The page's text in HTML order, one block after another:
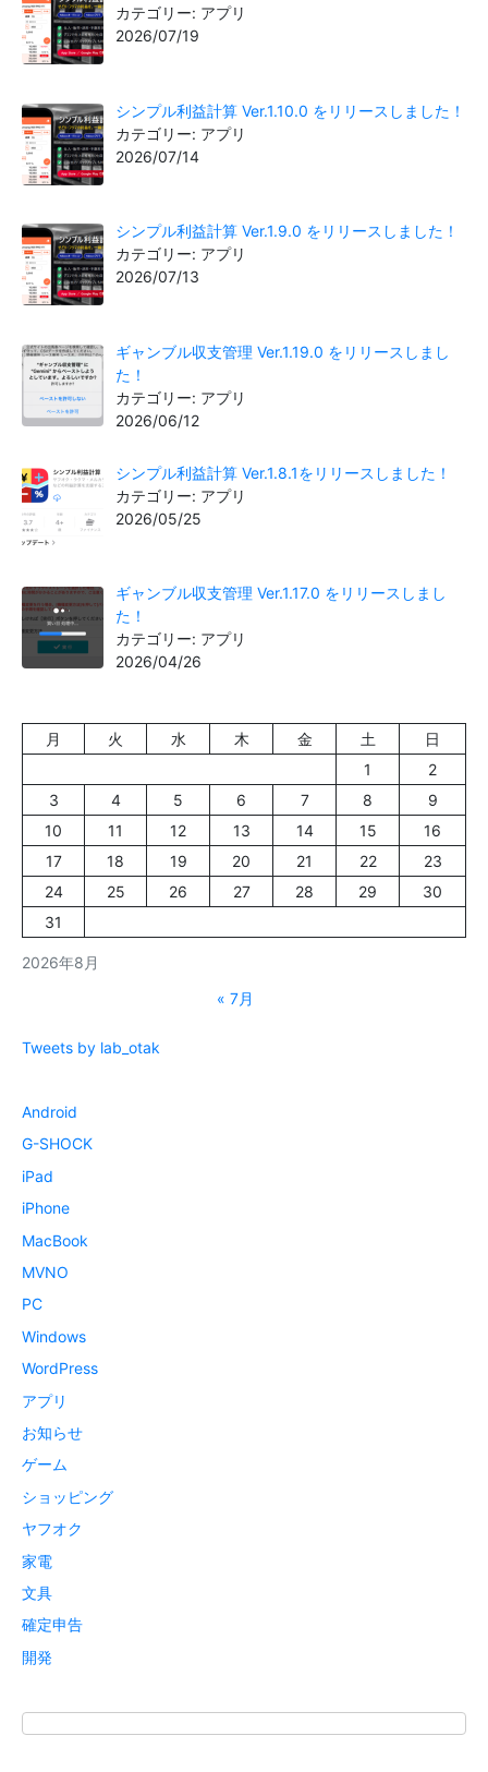
カテゴリー: アプリ
2026/07/19
シンプル利益計算 Ver.1.10.0 をリリースしました！
カテゴリー: アプリ
2026/07/14
シンプル利益計算 Ver.1.9.0 をリリースしました！
カテゴリー: アプリ
2026/07/13
ギャンブル収支管理 Ver.1.19.0 をリリースしまし
た！
カテゴリー: アプリ
2026/06/12
シンプル利益計算 Ver.1.8.1をリリースしました！
カテゴリー: アプリ
2026/05/25
ギャンブル収支管理 Ver.1.17.0 をリリースしまし
た！
カテゴリー: アプリ
2026/04/26
2026年8月
月 火 水 木 金 土
日
1
2
3
4 5 6 7 8
9
10
11 12 13 14 15
16
17
18 19 20 21 22
23
24
25 26 27 28 29
30
31
« 7月
Tweets by lab_otak
Android
G-SHOCK
iPad
iPhone
MacBook
MVNO
PC
Windows
WordPress
アプリ
お知らせ
ゲーム
ショッピング
ヤフオク
家電
文具
確定申告
開発